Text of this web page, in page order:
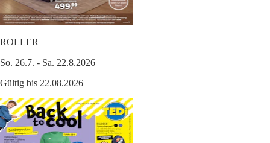
ROLLER
So. 26.7. - Sa. 22.8.2026
Gültig bis 22.08.2026